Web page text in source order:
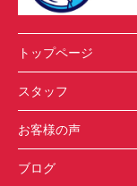
トップページ
スタッフ
お客様の声
ブログ